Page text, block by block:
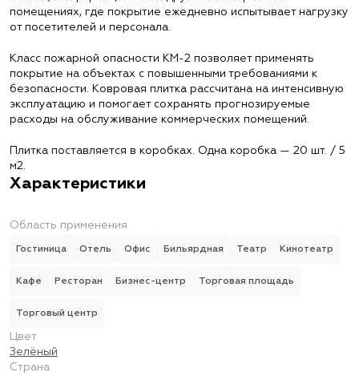
помещениях, где покрытие ежедневно испытывает нагрузку
от посетителей и персонала.
Класс пожарной опасности КМ-2 позволяет применять
покрытие на объектах с повышенными требованиями к
безопасности. Ковровая плитка рассчитана на интенсивную
эксплуатацию и помогает сохранять прогнозируемые
расходы на обслуживание коммерческих помещений.
Плитка поставляется в коробках. Одна коробка — 20 шт. / 5
м2.
Характеристики
Область применения
Гостиница Отель Офис Бильярдная Театр Кинотеатр
Кафе Ресторан Бизнес-центр Торговая площадь
Торговый центр
Цвет
Зелёный
Страна